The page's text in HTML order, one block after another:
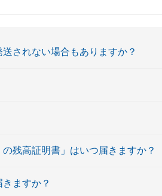
されない場合もありますか？
残高証明書」はいつ届きますか？
ますか？